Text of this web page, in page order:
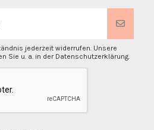
jederzeit widerrufen. Unsere
Sie u. a. in der Datenschutzerklärung.